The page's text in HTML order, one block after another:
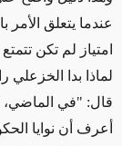
عندما يتعلق الأمر
امتياز لم تكن
لماذا بدا
قال: "في الماضي،
أعرف أن نوايا